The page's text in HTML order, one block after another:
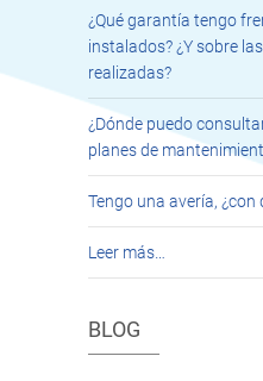
¿Qué garantía tengo
instalados? ¿Y sobre
realizadas?
¿Dónde puedo
planes de
Tengo una avería,
Leer más…
BLOG